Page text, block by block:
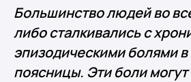
Большинство людей во
либо сталкивались с
эпизодическими болями в
поясницы. Эти боли могут